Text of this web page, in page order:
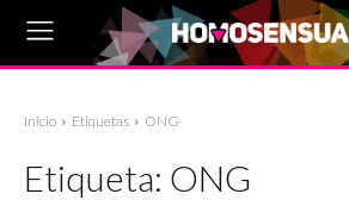
Inicio Etiquetas ONG
Etiqueta: ONG